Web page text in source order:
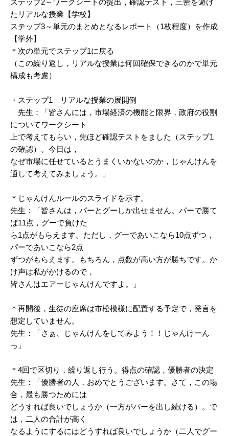
ステップ2～ワークシートの提出，確認テスト，三密を避け
たリアルな授業【学校】
ステップ3～単元のまとめとなるレポート（1枚程度）を作成
【学外】
＊次の単元でステップ1に戻る
（この繰り返し，リアルな授業は何回確保できるのかで単元
構成も考慮）
・ステップ1 リアルな授業の展開例
先生：「皆さんには，市場経済の機能と限界，政府の役割
についてワークシート
上で考えてもらい，先ほど確認テストをました（ステップ1
の確認）。今日は，
なぜ市場に任せているとうまくいかないのか，じゃんけんを
通して考えてみましょう。」
＊じゃんけんルールのスライドを示す。
先生：「皆さんは，パーとグーしか出せません。パーで勝て
ば11点，グーで負けた
ら1点がもらえます。ただし，グーであいこなら10点ずつ，
パーであいこなら2点
ずつがもらえます。もちろん，点数が高い方が勝ちです。か
け声は私がかけるので，
皆さんはエアーじゃんけんですよ。」
＊再開後，生徒の座席は市松模様に配置する予定で，発言を
想定していません。
先生：「さぁ、じゃんけんをしてみよう！！じゃんけーん
っ」
＊4回で区切り，繰り返し行う。得点の確認，優勝者の決定
先生：「優勝者の人，おめでとうございます。さて，この場
合，最も勝つためには
どうすれば良いでしょうか（一方がパーを出し続ける）。で
は，二人の合計が高く
なるようにするにはどうすれば良いでしょうか（二人でグー